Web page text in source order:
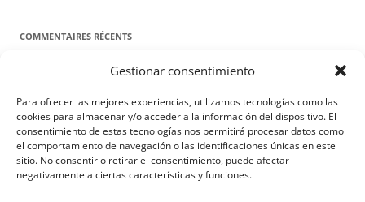
Gestionar consentimiento
Para ofrecer las mejores experiencias, utilizamos tecnologías como las
cookies para almacenar y/o acceder a la información del dispositivo. El
consentimiento de estas tecnologías nos permitirá procesar datos como
el comportamiento de navegación o las identificaciones únicas en este
sitio. No consentir o retirar el consentimiento, puede afectar
negativamente a ciertas características y funciones.
COMMENTAIRES RÉCENTS
Proyecto Amor ConyugaldansContre toute attente. Commentaire
pour les époux : Luc 12, 8-12
Manuel MirallesdansContre toute attente. Commentaire pour les
époux : Luc 12, 8-12